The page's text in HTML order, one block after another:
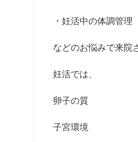
・妊活中の体調管理
などのお悩みで来院
妊活では、
卵子の質
子宮環境